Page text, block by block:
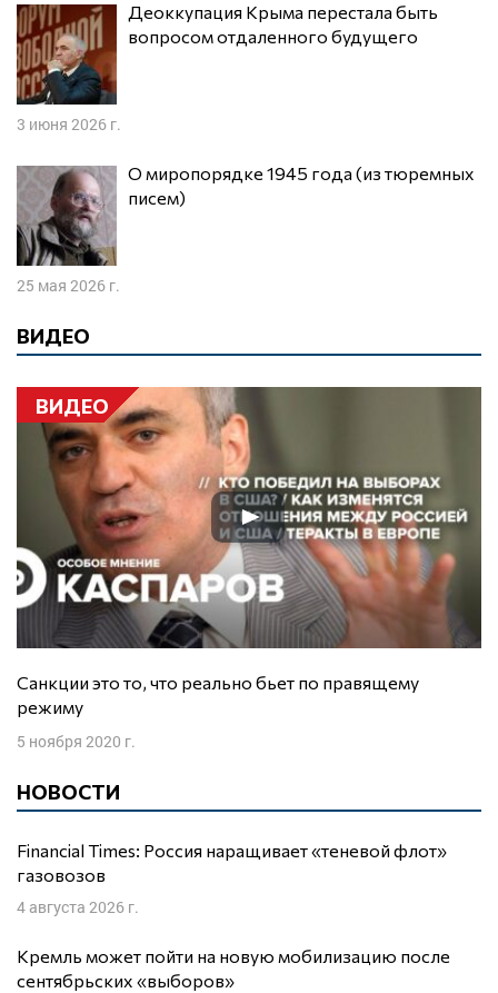
Деоккупация Крыма перестала быть
вопросом отдаленного будущего
3 июня 2026 г.
О миропорядке 1945 года (из тюремных
писем)
25 мая 2026 г.
ВИДЕО
ВИДЕО
Санкции это то, что реально бьет по правящему
режиму
5 ноября 2020 г.
НОВОСТИ
Financial Times: Россия наращивает «теневой флот»
газовозов
4 августа 2026 г.
Кремль может пойти на новую мобилизацию после
сентябрьских «выборов»